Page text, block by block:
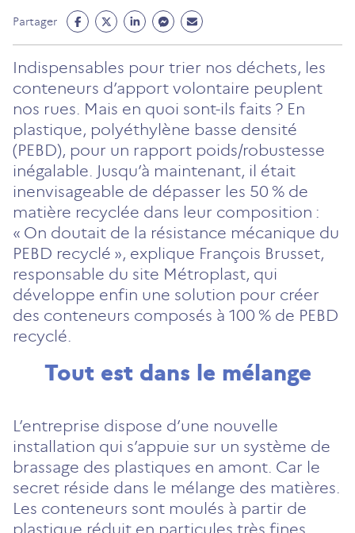
Partager
Partage
Facebook
(ouvre
un
nouvel
onglet)
Partage
Twitter
(ouvre
un
nouvel
onglet)
Partage
Linkedin
(ouvre
un
nouvel
onglet)
Partage
Messenger
(ouvre
un
nouvel
onglet)
Partage
Mail
(ouvre
un
nouvel
onglet)
Indispensables pour trier nos déchets, les
conteneurs d’apport volontaire peuplent
nos rues. Mais en quoi sont-ils faits ? En
plastique, polyéthylène basse densité
(PEBD), pour un rapport poids/robustesse
inégalable. Jusqu’à maintenant, il était
inenvisageable de dépasser les 50 % de
matière recyclée dans leur composition :
« On doutait de la résistance mécanique du
PEBD recyclé », explique François Brusset,
responsable du site Métroplast, qui
développe enfin une solution pour créer
des conteneurs composés à 100 % de PEBD
recyclé.
Tout est dans le mélange
L’entreprise dispose d’une nouvelle
installation qui s’appuie sur un système de
brassage des plastiques en amont. Car le
secret réside dans le mélange des matières.
Les conteneurs sont moulés à partir de
plastique réduit en particules très fines